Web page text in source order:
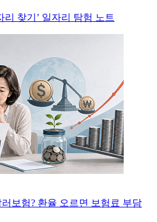
리 찾기’ 일자리 탐험 노트
보험? 환율 오르면 보험료 부담